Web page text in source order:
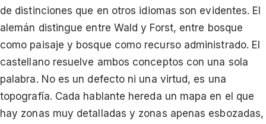
de distinciones que en otros idiomas son evidentes. El
alemán distingue entre Wald y Forst, entre bosque
como paisaje y bosque como recurso administrado. El
castellano resuelve ambos conceptos con una sola
palabra. No es un defecto ni una virtud, es una
topografía. Cada hablante hereda un mapa en el que
hay zonas muy detalladas y zonas apenas esbozadas,